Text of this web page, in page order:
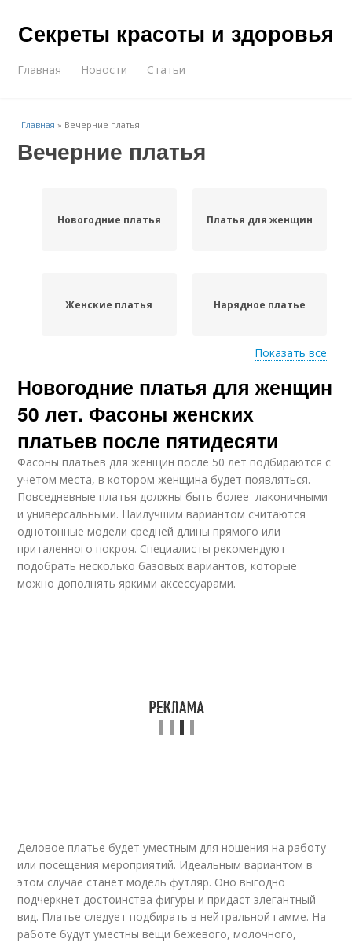
Секреты красоты и здоровья
Главная Новости Статьи
Главная » Вечерние платья
Вечерние платья
Новогодние платья Платья для женщин
Женские платья Нарядное платье
Платье для женщины Платье на юбилей
Платья для полных
стиль
Платья для женщины
Нарядные платья Вечерний платье
Показать все
Новогодние платья для женщин
50 лет. Фасоны женских
платьев после пятидесяти
Фасоны платьев для женщин после 50 лет подбираются с
учетом места, в котором женщина будет появляться.
Повседневные платья должны быть более лаконичными
и универсальными. Наилучшим вариантом считаются
однотонные модели средней длины прямого или
приталенного покроя. Специалисты рекомендуют
подобрать несколько базовых вариантов, которые
можно дополнять яркими аксессуарами.
Деловое платье будет уместным для ношения на работу
или посещения мероприятий. Идеальным вариантом в
этом случае станет модель футляр. Оно выгодно
подчеркнет достоинства фигуры и придаст элегантный
вид. Платье следует подбирать в нейтральной гамме. На
работе будут уместны вещи бежевого, молочного,